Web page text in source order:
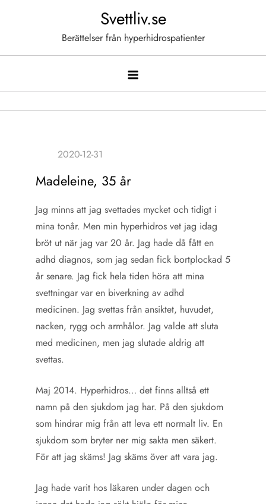
Svettliv.se
Berättelser från hyperhidrospatienter
Madeleine, 35 år
Jag minns att jag svettades mycket och tidigt i
mina tonår. Men min hyperhidros vet jag idag
bröt ut när jag var 20 år. Jag hade då fått en
adhd diagnos, som jag sedan fick bortplockad 5
år senare. Jag fick hela tiden höra att mina
svettningar var en biverkning av adhd
medicinen. Jag svettas från ansiktet, huvudet,
nacken, rygg och armhålor. Jag valde att sluta
med medicinen, men jag slutade aldrig att
svettas.
Maj 2014. Hyperhidros… det finns alltså ett
namn på den sjukdom jag har. På den sjukdom
som hindrar mig från att leva ett normalt liv. En
sjukdom som bryter ner mig sakta men säkert.
För att jag skäms! Jag skäms över att vara jag.
Jag hade varit hos läkaren under dagen och